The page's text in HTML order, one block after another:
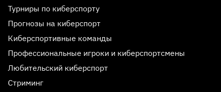
Турниры по киберспорту
Прогнозы на киберспорт
Киберспортивные команды
Профессиональные игроки и киберспортсмены
Любительский киберспорт
Стриминг